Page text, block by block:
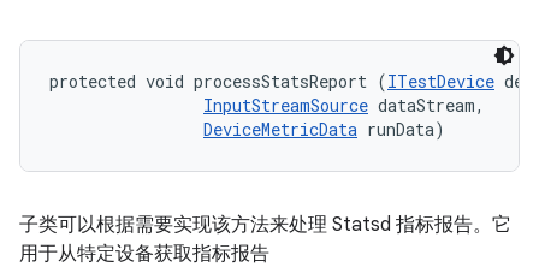
protected void processStatsReport (ITestDevice
InputStreamSource dataStream,
DeviceMetricData runData)
子类可以根据需要实现该方法来处理 Statsd 指标报告。它
用于从特定设备获取指标报告